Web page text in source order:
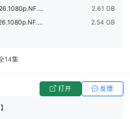
My.Royal.Nemesis.S01E14.2026.1080p.NF.WEB-DL.H264.AAC-PanWEB.mkv
2.61 GB
My.Royal.Nemesis.S01E12.2026.1080p.NF.WEB-DL.H264.AAC-PanWEB.mkv
2.54 GB
14集
打开 反馈